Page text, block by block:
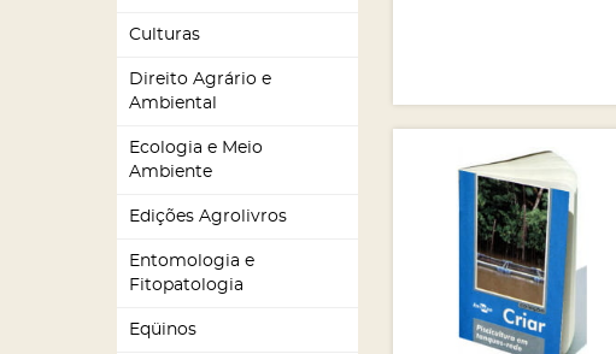
Culturas
Direito Agrário e
Ambiental
Ecologia e Meio
Ambiente
Edições Agrolivros
Entomologia e
Fitopatologia
Eqüinos